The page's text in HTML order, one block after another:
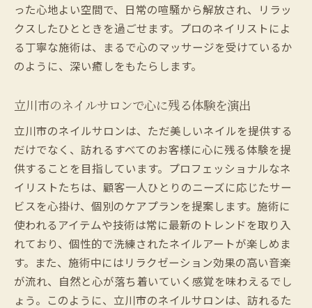
った心地よい空間で、日常の喧騒から解放され、リラッ
クスしたひとときを過ごせます。プロのネイリストによ
る丁寧な施術は、まるで心のマッサージを受けているか
のように、深い癒しをもたらします。
立川市のネイルサロンで心に残る体験を演出
立川市のネイルサロンは、ただ美しいネイルを提供する
だけでなく、訪れるすべてのお客様に心に残る体験を提
供することを目指しています。プロフェッショナルなネ
イリストたちは、顧客一人ひとりのニーズに応じたサー
ビスを心掛け、個別のケアプランを提案します。施術に
使われるアイテムや技術は常に最新のトレンドを取り入
れており、個性的で洗練されたネイルアートが楽しめま
す。また、施術中にはリラクゼーション効果の高い音楽
が流れ、自然と心が落ち着いていく感覚を味わえるでし
ょう。このように、立川市のネイルサロンは、訪れるた